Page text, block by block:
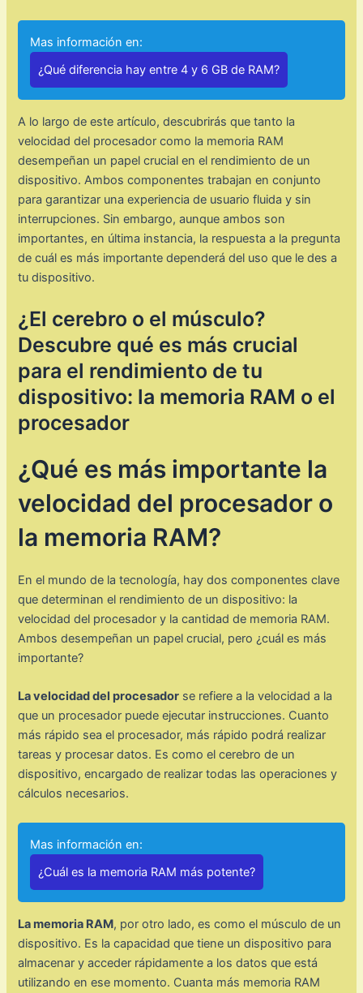
Mas información en:
¿Qué diferencia hay entre 4 y 6 GB de RAM?
A lo largo de este artículo, descubrirás que tanto la
velocidad del procesador como la memoria RAM
desempeñan un papel crucial en el rendimiento de un
dispositivo. Ambos componentes trabajan en conjunto
para garantizar una experiencia de usuario fluida y sin
interrupciones. Sin embargo, aunque ambos son
importantes, en última instancia, la respuesta a la pregunta
de cuál es más importante dependerá del uso que le des a
tu dispositivo.
¿El cerebro o el músculo?
Descubre qué es más crucial
para el rendimiento de tu
dispositivo: la memoria RAM o el
procesador
¿Qué es más importante la
velocidad del procesador o
la memoria RAM?
En el mundo de la tecnología, hay dos componentes clave
que determinan el rendimiento de un dispositivo: la
velocidad del procesador y la cantidad de memoria RAM.
Ambos desempeñan un papel crucial, pero ¿cuál es más
importante?
La velocidad del procesador se refiere a la velocidad a la
que un procesador puede ejecutar instrucciones. Cuanto
más rápido sea el procesador, más rápido podrá realizar
tareas y procesar datos. Es como el cerebro de un
dispositivo, encargado de realizar todas las operaciones y
cálculos necesarios.
Mas información en:
¿Cuál es la memoria RAM más potente?
La memoria RAM, por otro lado, es como el músculo de un
dispositivo. Es la capacidad que tiene un dispositivo para
almacenar y acceder rápidamente a los datos que está
utilizando en ese momento. Cuanta más memoria RAM